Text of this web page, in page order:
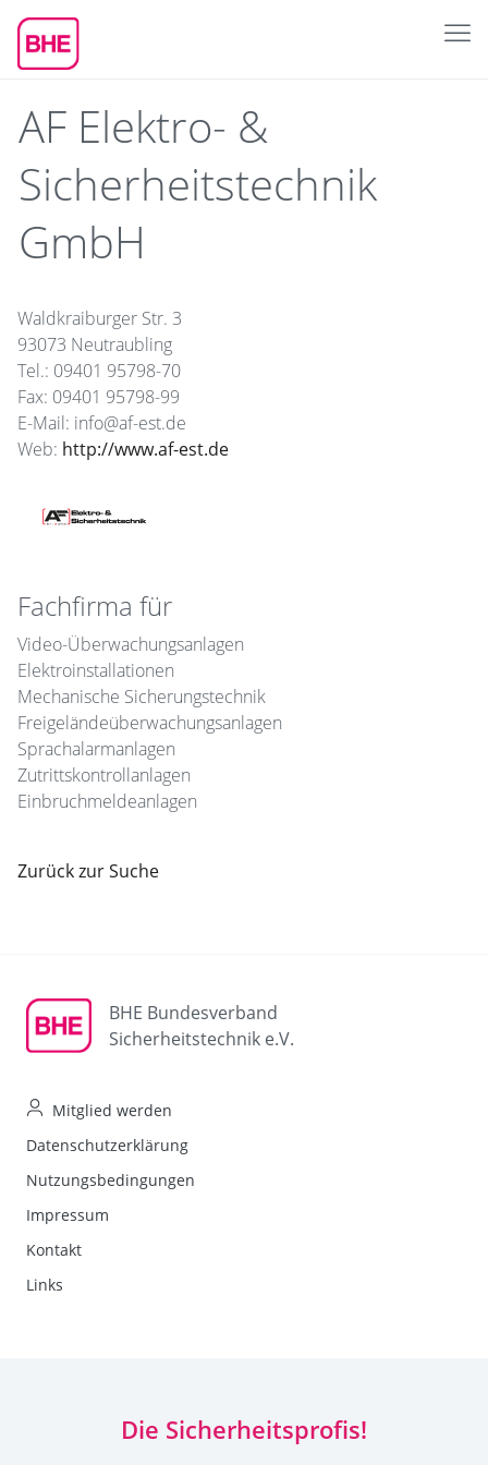
AF Elektro- &
Sicherheitstechnik
GmbH
Waldkraiburger Str. 3
93073 Neutraubling
Tel.: 09401 95798-70
Fax: 09401 95798-99
E-Mail: info@af-est.de
Web: http://www.af-est.de
Fachfirma für
Video-Überwachungsanlagen
Elektroinstallationen
Mechanische Sicherungstechnik
Freigeländeüberwachungsanlagen
Sprachalarmanlagen
Zutrittskontrollanlagen
Einbruchmeldeanlagen
Zurück zur Suche
BHE Bundesverband
Sicherheitstechnik e.V.
Mitglied werden
Datenschutzerklärung
Nutzungsbedingungen
Impressum
Kontakt
Links
Die Sicherheitsprofis!